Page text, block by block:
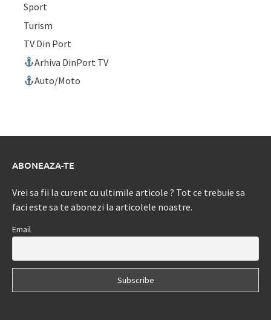
Sport
Turism
TV Din Port
Arhiva DinPort TV
Auto/Moto
ABONEAZA-TE
Vrei sa fii la curent cu ultimile articole ? Tot ce trebuie sa
faci este sa te abonezi la articolele noastre.
Email